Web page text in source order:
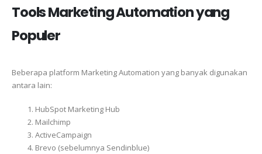
Tools Marketing Automation yang
Populer
Beberapa platform Marketing Automation yang banyak digunakan
antara lain:
HubSpot Marketing Hub
Mailchimp
ActiveCampaign
Brevo (sebelumnya Sendinblue)